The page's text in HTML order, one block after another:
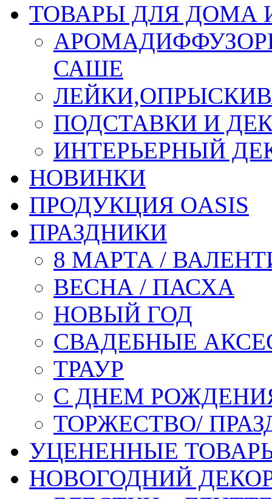
ТОВАРЫ ДЛЯ ДОМА
САШЕ
ПОДСТАВКИ И
ИНТЕРЬЕРНЫЙ
НОВИНКИ
ПРОДУКЦИЯ OASIS
ПРАЗДНИКИ
8 МАРТА /
ВЕСНА / ПАСХА
НОВЫЙ ГОД
СВАДЕБНЫЕ
ТРАУР
С ДНЕМ
ТОРЖЕСТВО/
УЦЕНЕННЫЕ
НОВОГОДНИЙ